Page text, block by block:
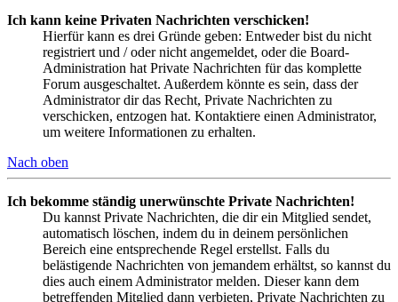
Ich kann keine Privaten Nachrichten verschicken!
Hierfür kann es drei Gründe geben: Entweder bist du nicht
registriert und / oder nicht angemeldet, oder die Board-
Administration hat Private Nachrichten für das komplette
Forum ausgeschaltet. Außerdem könnte es sein, dass der
Administrator dir das Recht, Private Nachrichten zu
verschicken, entzogen hat. Kontaktiere einen Administrator,
um weitere Informationen zu erhalten.
Nach oben
Ich bekomme ständig unerwünschte Private Nachrichten!
Du kannst Private Nachrichten, die dir ein Mitglied sendet,
automatisch löschen, indem du in deinem persönlichen
Bereich eine entsprechende Regel erstellst. Falls du
belästigende Nachrichten von jemandem erhältst, so kannst du
dies auch einem Administrator melden. Dieser kann dem
betreffenden Mitglied dann verbieten, Private Nachrichten zu